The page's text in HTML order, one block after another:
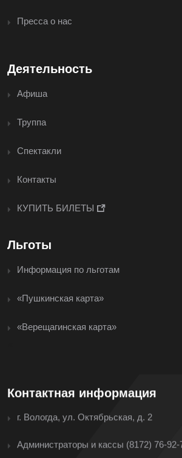
Пресса о нас
Деятельность
Афиша
Труппа
Спектакли
Контакты
КУПИТЬ БИЛЕТЫ
Льготы
Информация по льготам
«Пушкинская карта»
«Верещагинская карта»
Контактная информация
г. Вологда, ул. Октябрьская, д. 2
Администраторы и кассы (8172) 76-